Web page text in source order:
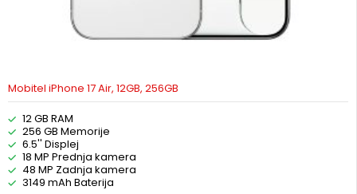
Mobitel iPhone 17 Air, 12GB, 256GB
12 GB RAM
256 GB Memorije
6.5'' Displej
18 MP Prednja kamera
48 MP Zadnja kamera
3149 mAh Baterija